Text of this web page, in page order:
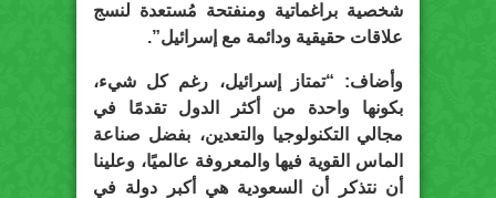
شخصية براغماتية ومنفتحة مُستعدة لنسج
علاقات حقيقية ودائمة مع إسرائيل”.
وأضاف: “تمتاز إسرائيل، رغم كل شيء،
بكونها واحدة من أكثر الدول تقدمًا في
مجالي التكنولوجيا والتعدين، بفضل صناعة
الماس القوية فيها والمعروفة عالميًا، وعلينا
أن نتذكر أن السعودية هي أكبر دولة في